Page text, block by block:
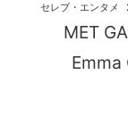
MET
セレブ・エンタメ